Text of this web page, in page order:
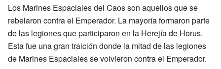
Los Marines Espaciales del Caos son aquellos que se
rebelaron contra el Emperador. La mayoría formaron parte
de las legiones que participaron en la Herejía de Horus.
Esta fue una gran traición donde la mitad de las legiones
de Marines Espaciales se volvieron contra el Emperador.